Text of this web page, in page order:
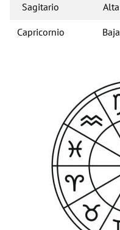
Sagitario Alta
Capricornio Baja